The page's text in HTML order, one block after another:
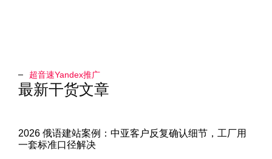
超音速Yandex推广​
最新干货文章
2026 俄语建站案例：中亚客户反复确认细节，工厂用
一套标准口径解决